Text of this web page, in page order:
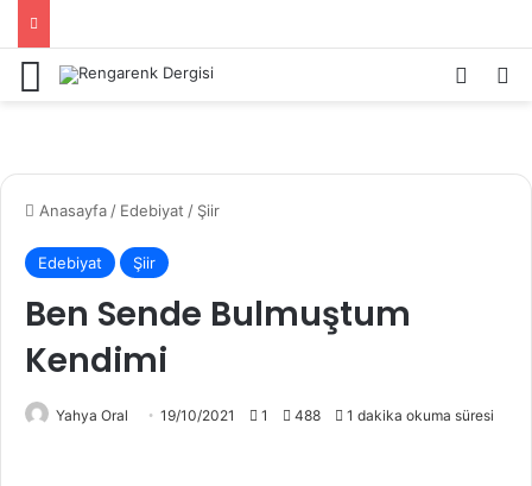
Menü Kayıt
Anasayfa / Edebiyat / Şiir
Edebiyat Şiir
Ben Sende Bulmuştum
Kendimi
Yahya Oral 19/10/2021 1 488 1 dakika okuma süresi